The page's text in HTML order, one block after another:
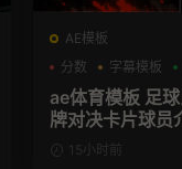
AE模板
分数
字幕模板
ae体育模板 足
牌对决卡片球员
模板15小时前